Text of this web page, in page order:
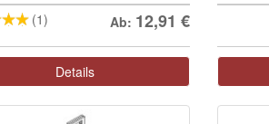
(1) Ab: 12,91 €
Details